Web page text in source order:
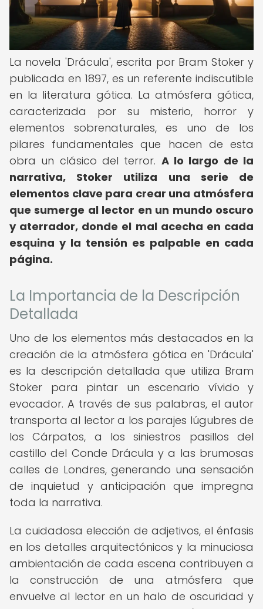
La novela 'Drácula', escrita por Bram Stoker y
publicada en 1897, es un referente indiscutible
en la literatura gótica. La atmósfera gótica,
caracterizada por su misterio, horror y
elementos sobrenaturales, es uno de los
pilares fundamentales que hacen de esta
obra un clásico del terror. A lo largo de la
narrativa, Stoker utiliza una serie de
elementos clave para crear una atmósfera
que sumerge al lector en un mundo oscuro
y aterrador, donde el mal acecha en cada
esquina y la tensión es palpable en cada
página.
La Importancia de la Descripción
Detallada
Uno de los elementos más destacados en la
creación de la atmósfera gótica en 'Drácula'
es la descripción detallada que utiliza Bram
Stoker para pintar un escenario vívido y
evocador. A través de sus palabras, el autor
transporta al lector a los parajes lúgubres de
los Cárpatos, a los siniestros pasillos del
castillo del Conde Drácula y a las brumosas
calles de Londres, generando una sensación
de inquietud y anticipación que impregna
toda la narrativa.
La cuidadosa elección de adjetivos, el énfasis
en los detalles arquitectónicos y la minuciosa
ambientación de cada escena contribuyen a
la construcción de una atmósfera que
envuelve al lector en un halo de oscuridad y